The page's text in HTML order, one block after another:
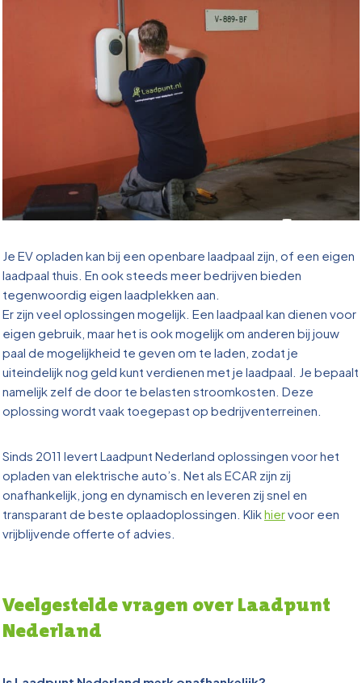
Je EV opladen kan bij een openbare laadpaal zijn, of een eigen
laadpaal thuis. En ook steeds meer bedrijven bieden
tegenwoordig eigen laadplekken aan.
Er zijn veel oplossingen mogelijk. Een laadpaal kan dienen voor
eigen gebruik, maar het is ook mogelijk om anderen bij jouw
paal de mogelijkheid te geven om te laden, zodat je
uiteindelijk nog geld kunt verdienen met je laadpaal. Je bepaalt
namelijk zelf de door te belasten stroomkosten. Deze
oplossing wordt vaak toegepast op bedrijventerreinen.
Sinds 2011 levert Laadpunt Nederland oplossingen voor het
opladen van elektrische auto’s. Net als ECAR zijn zij
onafhankelijk, jong en dynamisch en leveren zij snel en
transparant de beste oplaadoplossingen. Klikhiervoor een
vrijblijvende offerte of advies.
Veelgestelde vragen over Laadpunt
Nederland